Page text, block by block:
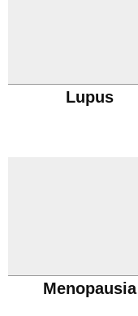
Lupus
Menopausia